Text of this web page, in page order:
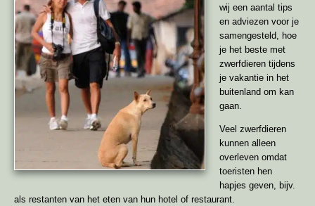
wij een aantal tips
en adviezen voor je
samengesteld, hoe
je het beste met
zwerfdieren tijdens
je vakantie in het
buitenland om kan
gaan.
Veel zwerfdieren
kunnen alleen
overleven omdat
toeristen hen
hapjes geven, bijv.
als restanten van het eten van hun hotel of restaurant.